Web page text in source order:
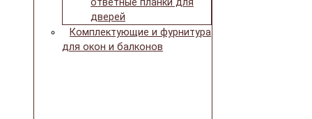
ответные планки для
дверей
Комплектующие и фурнитура
для окон и балконов